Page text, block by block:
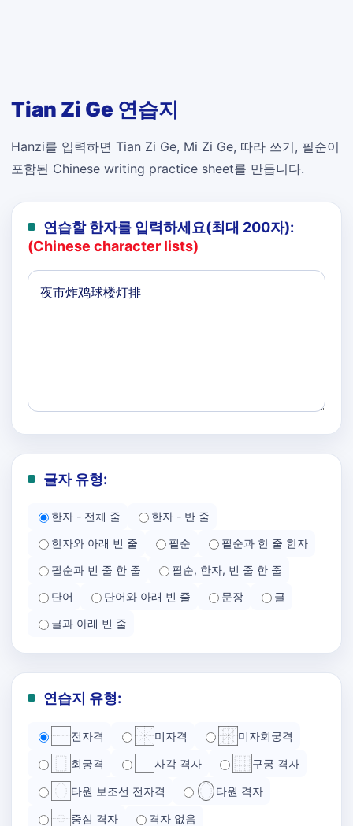
Tian Zi Ge 연습지
Hanzi를 입력하면 Tian Zi Ge, Mi Zi Ge, 따라 쓰기, 필순이
포함된 Chinese writing practice sheet를 만듭니다.
연습할 한자를 입력하세요(최대 200자):
(Chinese character lists)
글자 유형:
한자 - 전체 줄
한자 - 반 줄
한자와 아래 빈 줄
필순
필순과 한 줄 한자
필순과 빈 줄 한 줄
필순, 한자, 빈 줄 한 줄
단어
단어와 아래 빈 줄 문장
글
글과 아래 빈 줄
연습지 유형:
전자격 미자격 미자회궁격
회궁격 사각 격자 구궁 격자
타원 보조선 전자격 타원 격자
중심 격자 격자 없음